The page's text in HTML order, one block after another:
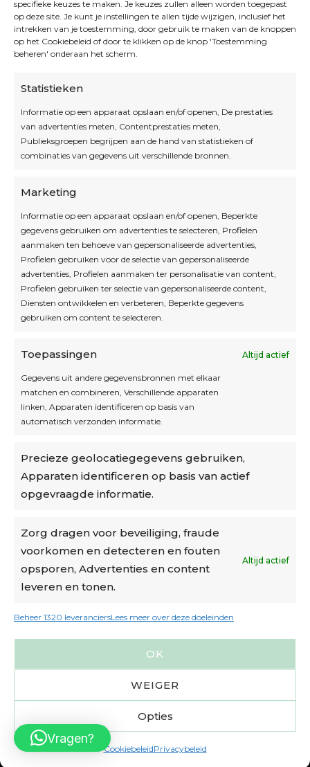
specifieke keuzes te maken. Je keuzes zullen alleen worden toegepast
op deze site. Je kunt je instellingen te allen tijde wijzigen, inclusief het
intrekken van je toestemming, door gebruik te maken van de knoppen
op het Cookiebeleid of door te klikken op de knop 'Toestemming
beheren' onderaan het scherm.
Statistieken
Informatie op een apparaat opslaan en/of openen, De prestaties
van advertenties meten, Contentprestaties meten,
Publieksgroepen begrijpen aan de hand van statistieken of
combinaties van gegevens uit verschillende bronnen.
Marketing
Informatie op een apparaat opslaan en/of openen, Beperkte
gegevens gebruiken om advertenties te selecteren, Profielen
aanmaken ten behoeve van gepersonaliseerde advertenties,
Profielen gebruiken voor de selectie van gepersonaliseerde
advertenties, Profielen aanmaken ter personalisatie van content,
Profielen gebruiken ter selectie van gepersonaliseerde content,
Diensten ontwikkelen en verbeteren, Beperkte gegevens
gebruiken om content te selecteren.
Toepassingen Altijd actief
Gegevens uit andere gegevensbronnen met elkaar
matchen en combineren, Verschillende apparaten
linken, Apparaten identificeren op basis van
automatisch verzonden informatie.
Precieze geolocatiegegevens gebruiken,
Apparaten identificeren op basis van actief
opgevraagde informatie.
Zorg dragen voor beveiliging, fraude
voorkomen en detecteren en fouten
opsporen, Advertenties en content
leveren en tonen.
Altijd actief
Beheer 1320 leveranciersLees meer over deze doeleinden
OK
WEIGER
Opties
CookiebeleidPrivacybeleid
Openingsuren
Blijf op de hoogte
Interesse in leuke kadotips of toffe acties?
Laat dan hier je mailadres achter.
Algemene voorwaarden
Cookiebeleid
Accountinstellingen
Verzending
€6,50-€7,50 via Bpost
Vragen?